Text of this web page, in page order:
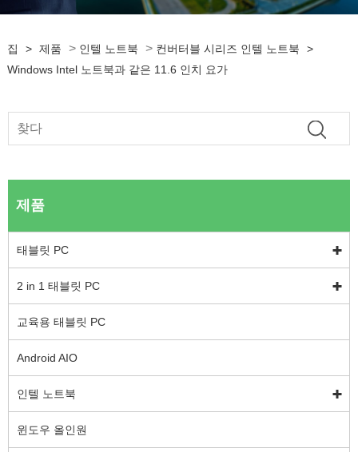
집 > 제품 > 인텔 노트북 > 컨버터블 시리즈 인텔 노트북
>
Windows Intel 노트북과 같은 11.6 인치 요가
제품
태블릿 PC
2 in 1 태블릿 PC
교육용 태블릿 PC
Android AIO
인텔 노트북
윈도우 올인원